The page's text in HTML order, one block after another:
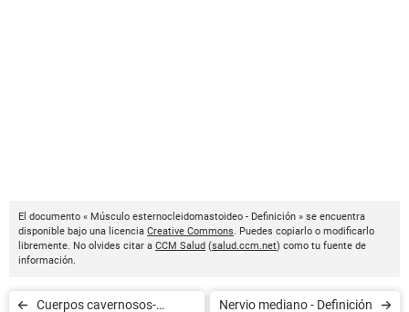
El documento « Músculo esternocleidomastoideo - Definición » se encuentra
disponible bajo una licencia Creative Commons. Puedes copiarlo o modificarlo
libremente. No olvides citar a CCM Salud (salud.ccm.net) como tu fuente de
información.
Cuerpos cavernosos- Nervio mediano - Definición